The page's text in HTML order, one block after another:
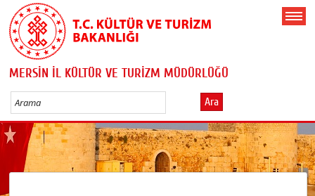
MERSİN İL KÜLTÜR VE TURİZM MÜDÜRLÜĞÜ
Ara